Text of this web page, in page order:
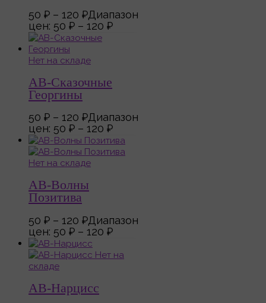
50 ₽ – 120 ₽Диапазон
цен: 50 ₽ – 120 ₽
Нет на складе
АВ-Сказочные
Георгины
50 ₽ – 120 ₽Диапазон
цен: 50 ₽ – 120 ₽
Нет на складе
АВ-Волны
Позитива
50 ₽ – 120 ₽Диапазон
цен: 50 ₽ – 120 ₽
Нет на
складе
АВ-Нарцисс